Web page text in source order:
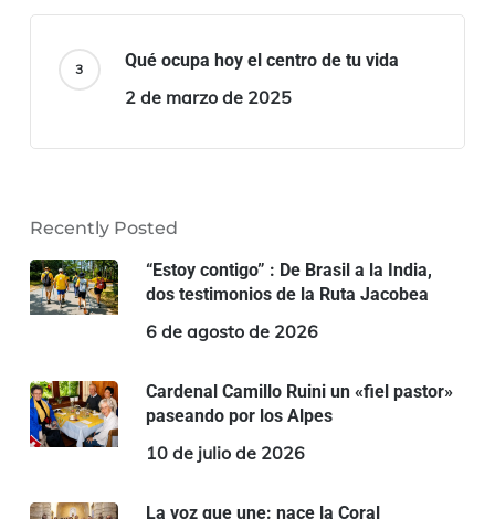
Qué ocupa hoy el centro de tu vida
2 de marzo de 2025
Recently Posted
“Estoy contigo” : De Brasil a la India,
dos testimonios de la Ruta Jacobea
6 de agosto de 2026
Cardenal Camillo Ruini un «fiel pastor»
paseando por los Alpes
10 de julio de 2026
La voz que une: nace la Coral